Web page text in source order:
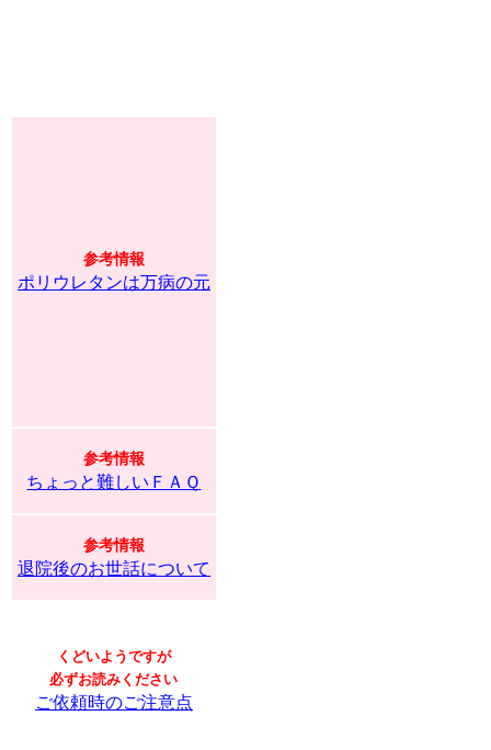
参考情報
ポリウレタンは万病の元
参考情報
ちょっと難しいＦＡＱ
参考情報
退院後のお世話について
くどいようですが
必ずお読みください
ご依頼時のご注意点